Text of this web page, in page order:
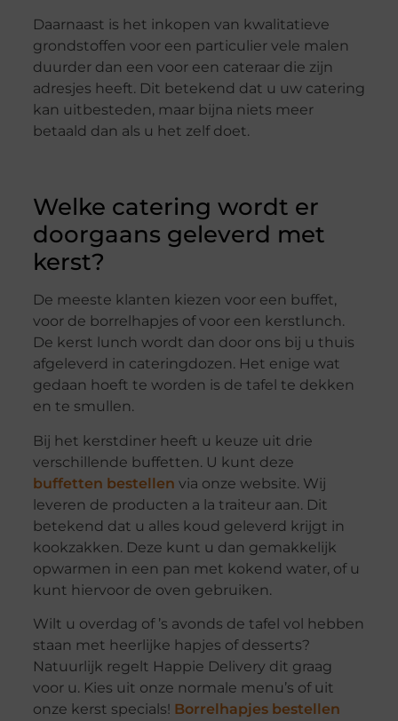
Daarnaast is het inkopen van kwalitatieve
grondstoffen voor een particulier vele malen
duurder dan een voor een cateraar die zijn
adresjes heeft. Dit betekend dat u uw catering
kan uitbesteden, maar bijna niets meer
betaald dan als u het zelf doet.
Welke catering wordt er
doorgaans geleverd met
kerst?
De meeste klanten kiezen voor een buffet,
voor de borrelhapjes of voor een kerstlunch.
De kerst lunch wordt dan door ons bij u thuis
afgeleverd in cateringdozen. Het enige wat
gedaan hoeft te worden is de tafel te dekken
en te smullen.
Bij het kerstdiner heeft u keuze uit drie
verschillende buffetten. U kunt deze
buffetten bestellen via onze website. Wij
leveren de producten a la traiteur aan. Dit
betekend dat u alles koud geleverd krijgt in
kookzakken. Deze kunt u dan gemakkelijk
opwarmen in een pan met kokend water, of u
kunt hiervoor de oven gebruiken.
Wilt u overdag of ’s avonds de tafel vol hebben
staan met heerlijke hapjes of desserts?
Natuurlijk regelt Happie Delivery dit graag
voor u. Kies uit onze normale menu’s of uit
onze kerst specials! Borrelhapjes bestellen